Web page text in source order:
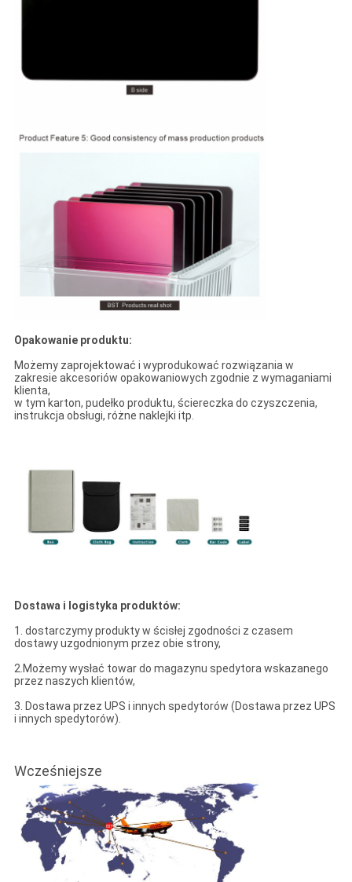
Opakowanie produktu:
Możemy zaprojektować i wyprodukować rozwiązania w
zakresie akcesoriów opakowaniowych zgodnie z wymaganiami
klienta,
w tym karton, pudełko produktu, ściereczka do czyszczenia,
instrukcja obsługi, różne naklejki itp.
Dostawa i logistyka produktów:
1. dostarczymy produkty w ścisłej zgodności z czasem
dostawy uzgodnionym przez obie strony,
2.Możemy wysłać towar do magazynu spedytora wskazanego
przez naszych klientów,
3. Dostawa przez UPS i innych spedytorów (Dostawa przez UPS
i innych spedytorów).
Wcześniejsze